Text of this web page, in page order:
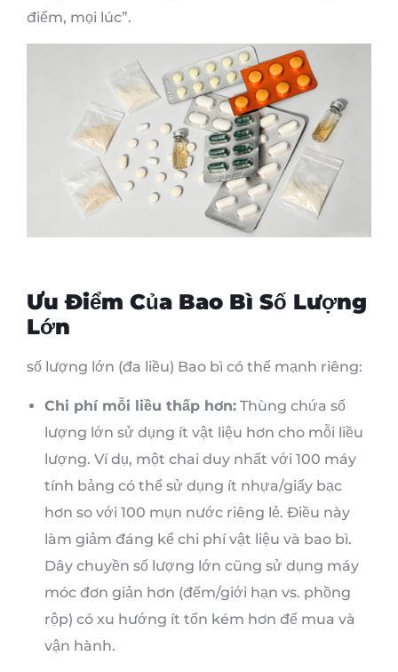
điểm, mọi lúc”.
Ưu Điểm Của Bao Bì Số Lượng
Lớn
số lượng lớn (đa liều) Bao bì có thế mạnh riêng:
Chi phí mỗi liều thấp hơn: Thùng chứa số
lượng lớn sử dụng ít vật liệu hơn cho mỗi liều
lượng. Ví dụ, một chai duy nhất với 100 máy
tính bảng có thể sử dụng ít nhựa/giấy bạc
hơn so với 100 mụn nước riêng lẻ. Điều này
làm giảm đáng kể chi phí vật liệu và bao bì.
Dây chuyền số lượng lớn cũng sử dụng máy
móc đơn giản hơn (đếm/giới hạn vs. phồng
rộp) có xu hướng ít tốn kém hơn để mua và
vận hành.